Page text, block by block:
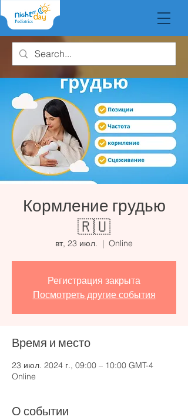
Кормление грудью
🇷🇺
вт, 23 июл.
  |
Online
Регистрация закрыта
Посмотреть другие события
Время и место
23 июл. 2024 г., 09:00 – 10:00 GMT-4
Online
О событии